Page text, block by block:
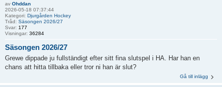
av Ohddan
2026-05-18 07:37:44
Kategori: Djurgården Hockey
Tråd: Säsongen 2026/27
Svar: 177
Visningar: 36284
Säsongen 2026/27
Grewe dippade ju fullständigt efter sitt fina slutspel i HA. Har han en
chans att hitta tillbaka eller tror ni han är slut?
Gå till inlägg